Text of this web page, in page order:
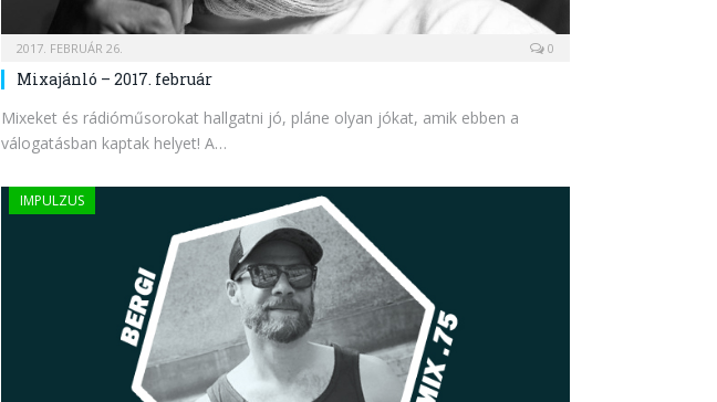
2017. FEBRUÁR 26. 0
Mixajánló – 2017. február
Mixeket és rádióműsorokat hallgatni jó, pláne olyan jókat, amik ebben a
válogatásban kaptak helyet! A…
IMPULZUS